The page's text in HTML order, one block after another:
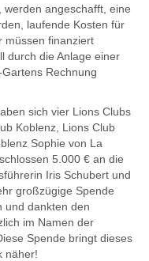
werden angeschafft, eine
laufende Kosten für
müssen finanziert
durch die Anlage einer
Rechnung
sich vier Lions Clubs
Koblenz, Lions Club
Sophie von La
5.000 € an die
Iris Schubert und
großzügige Spende
und dankten den
im Namen der
Spende bringt dieses
näher!